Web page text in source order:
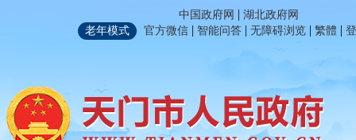
中国政府网 | 湖北政府网
老年模式
官方微信 | 智能问答 | 无障碍浏览 | 繁體 |